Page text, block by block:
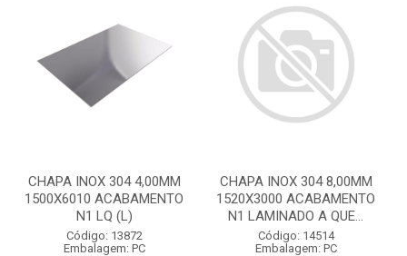
CHAPA INOX 304 4,00MM
1500X6010 ACABAMENTO
N1 LQ (L)
Código: 13872
Embalagem: PC
CHAPA INOX 304 8,00MM
1520X3000 ACABAMENTO
N1 LAMINADO A QUE...
Código: 14514
Embalagem: PC